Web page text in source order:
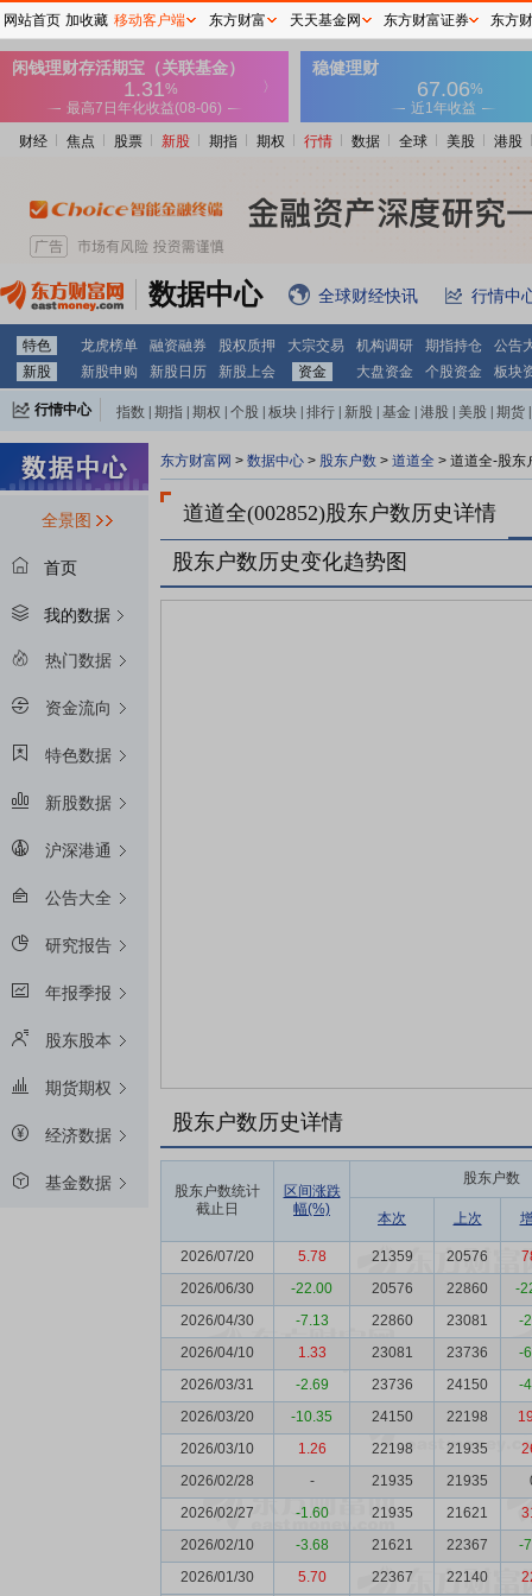
财经 焦点 股票 新股 期指 期权 行情 数据 全球 美股 港股
数据中心 全球财经快讯 行情中
特色 龙虎榜单 融资融券 股权质押 大宗交易 机构调研 期指持仓
公告
新股
新股申购 新股日历 新股上会 资金 大盘资金 个股资金 板块
行情中心 指数 期指 期权 个股 板块 排行 新股 基金 港股 美股 期货
全景图
首页
我的数据
热门数据
资金流向
特色数据
新股数据
沪深港通
公告大全
研究报告
年报季报
股东股本
期货期权
经济数据
基金数据
东方财富网 > 数据中心 > 股东户数 > 道道全 > 道道全-股东
道道全(002852)股东户数历史详情
股东户数历史变化趋势图
股东户数历史详情
股东户数统计
截止日
区间涨跌
幅(%)
股东户数
本次 上次
2026/07/20 5.78 21359 20576
2026/06/30
-22.00 20576 22860
-
2026/04/30
-7.13 22860 23081
-
2026/04/10
1.33 23081 23736
-
2026/03/31
-2.69 23736 24150
-
2026/03/20
-10.35 24150 22198
2026/03/10
1.26 22198 21935
2026/02/28
- 21935 21935
2026/02/27
-1.60 21935 21621
2026/02/10
-3.68 21621 22367
-
2026/01/30
5.70 22367 22140
网站首页 加收藏 移动客户端 东方财富 天天基金网 东方财富证券 东方